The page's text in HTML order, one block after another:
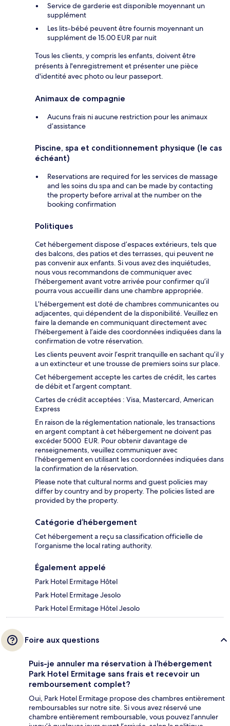
Service de garderie est disponible moyennant un
supplément
Les lits-bébé peuvent être fournis moyennant un
supplément de 15.00 EUR par nuit
Tous les clients, y compris les enfants, doivent être
présents à l'enregistrement et présenter une pièce
d'identité avec photo ou leur passeport.
Animaux de compagnie
Aucuns frais ni aucune restriction pour les animaux
d’assistance
Piscine, spa et conditionnement physique (le cas
échéant)
Reservations are required for les services de massage
and les soins du spa and can be made by contacting
the property before arrival at the number on the
booking confirmation
Politiques
Cet hébergement dispose d’espaces extérieurs, tels que
des balcons, des patios et des terrasses, qui peuvent ne
pas convenir aux enfants. Si vous avez des inquiétudes,
nous vous recommandons de communiquer avec
l’hébergement avant votre arrivée pour confirmer qu’il
pourra vous accueillir dans une chambre appropriée.
L’hébergement est doté de chambres communicantes ou
adjacentes, qui dépendent de la disponibilité. Veuillez en
faire la demande en communiquant directement avec
l’hébergement à l’aide des coordonnées indiquées dans la
confirmation de votre réservation.
Les clients peuvent avoir l’esprit tranquille en sachant qu’il y
a un extincteur et une trousse de premiers soins sur place.
Cet hébergement accepte les cartes de crédit, les cartes
de débit et l’argent comptant.
Cartes de crédit acceptées : Visa, Mastercard, American
Express
En raison de la réglementation nationale, les transactions
en argent comptant à cet hébergement ne doivent pas
excéder 5000 EUR. Pour obtenir davantage de
renseignements, veuillez communiquer avec
l’hébergement en utilisant les coordonnées indiquées dans
la confirmation de la réservation.
Please note that cultural norms and guest policies may
differ by country and by property. The policies listed are
provided by the property.
Catégorie d’hébergement
Cet hébergement a reçu sa classification officielle de
l’organisme the local rating authority.
Également appelé
Park Hotel Ermitage Hôtel
Park Hotel Ermitage Jesolo
Park Hotel Ermitage Hôtel Jesolo
Foire aux questions
Puis-je annuler ma réservation à l’hébergement
Park Hotel Ermitage sans frais et recevoir un
remboursement complet?
Oui, Park Hotel Ermitage propose des chambres entièrement
remboursables sur notre site. Si vous avez réservé une
chambre entièrement remboursable, vous pouvez l’annuler